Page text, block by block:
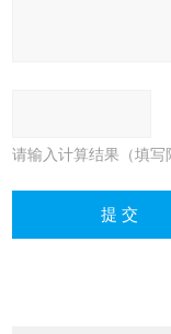
请输入计算结果（填